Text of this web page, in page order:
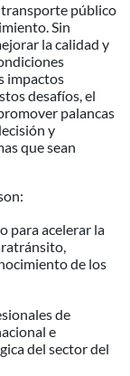
transporte público
Sin
la calidad y
impactos
desafíos, el
palancas
y
que sean
para acelerar la
de los
de
e
del sector del